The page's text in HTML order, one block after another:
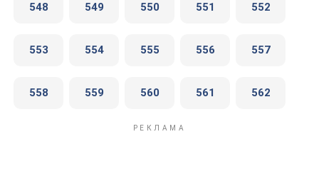
548 549 550 551 552
553 554 555 556 557
558 559 560 561 562